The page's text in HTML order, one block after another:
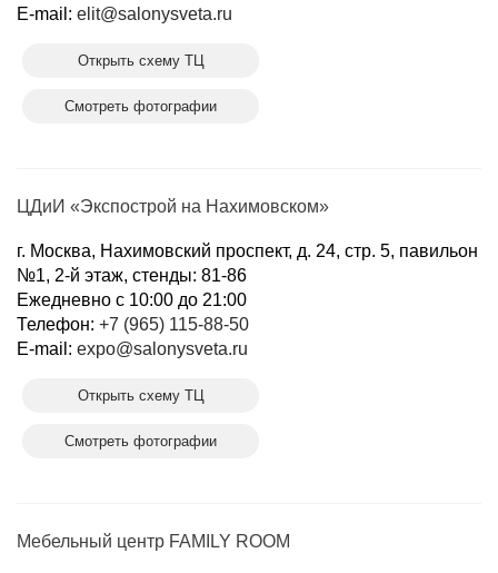
E-mail: elit@salonysveta.ru
Открыть схему ТЦ
Смотреть фотографии
ЦДиИ «Экспострой на Нахимовском»
г. Москва, Нахимовский проспект, д. 24, стр. 5, павильон
№1, 2-й этаж, стенды: 81-86
Ежедневно с 10:00 до 21:00
Телефон: +7 (965) 115-88-50
E-mail: expo@salonysveta.ru
Открыть схему ТЦ
Смотреть фотографии
Мебельный центр FAMILY ROOM